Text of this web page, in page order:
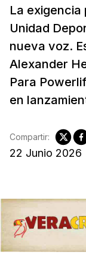
La exigencia
Unidad
nueva voz.
Alexander
Para
en
22 Junio 2026
Compartir: